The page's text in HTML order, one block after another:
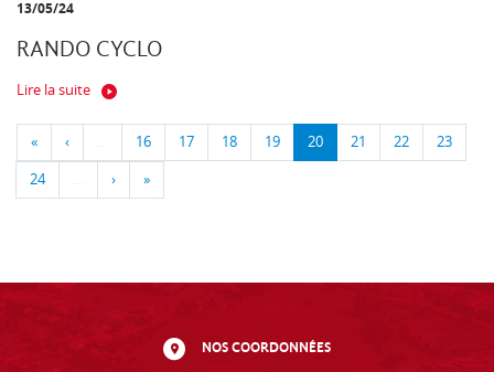
13/05/24
RANDO CYCLO
Lire la suite
« ‹ … 16 17 18 19 20 21 22 23
24 … › »
NOS COORDONNÉES